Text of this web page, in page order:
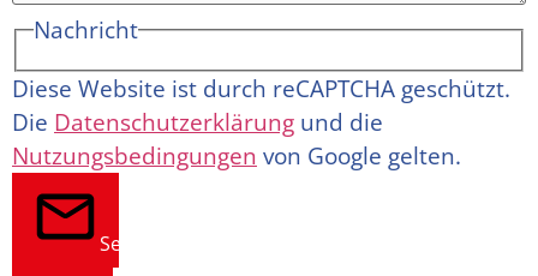
Nachricht
Diese Website ist durch reCAPTCHA geschützt.
Die Datenschutzerklärung und die
Nutzungsbedingungen von Google gelten.
Senden